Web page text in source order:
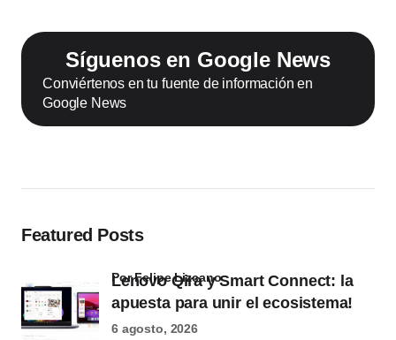
Síguenos en Google News
Conviértenos en tu fuente de información en
Google News
Featured Posts
Lenovo Qira y Smart Connect: la
apuesta para unir el ecosistema!
por Felipe Lizcano
6 agosto, 2026